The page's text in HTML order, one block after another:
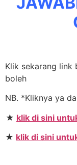
Klik sekarang link
boleh
NB. *Kliknya ya
★ klik di sini
★ klik di sini